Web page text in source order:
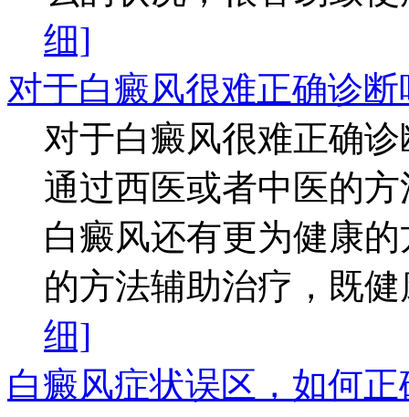
细]
对于白癜风很难正确诊断
对于白癜风很难正确
通过西医或者中医的
白癜风还有更为健康
的方法辅助治疗，既
细]
白癜风症状误区，如何